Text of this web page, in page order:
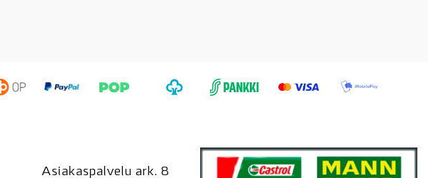
Asiakaspalvelu ark. 8